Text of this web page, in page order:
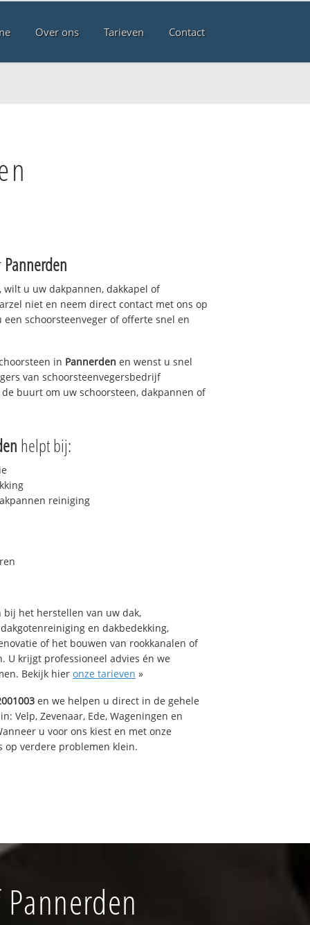
Over ons Tarieven Contact
Pannerden
u uw dakpannen, dakkapel of
niet en neem direct contact met ons op
een schoorsteenveger of offerte snel en
in Pannerden en wenst u snel
van schoorsteenvegersbedrijf
buurt om uw schoorsteen, dakpannen of
helpt bij:
reiniging
bij het herstellen van uw dak,
en dakbedekking,
of het bouwen van rookkanalen of
U krijgt professioneel advies én we
Bekijk hier onze tarieven »
en we helpen u direct in de gehele
Velp, Zevenaar, Ede, Wageningen en
u voor ons kiest en met onze
op verdere problemen klein.